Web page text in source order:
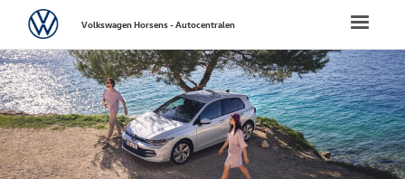
FORSIDE
NYE
NYE VAREBILER
Toggle
VolkswagenVolkswagen Horsens - Autocentralen